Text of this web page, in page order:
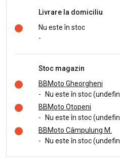
Livrare la domiciliu
Nu este în stoc
-
Stoc magazin
BBMoto Gheorgheni
-
Nu este în stoc
BBMoto Otopeni
-
Nu este în stoc
BBMoto Câmpulung M.
-
Nu este în stoc